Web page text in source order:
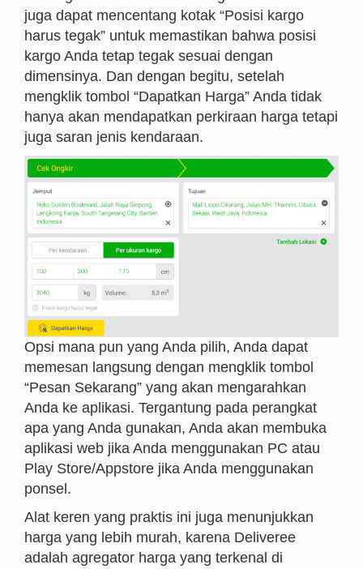
juga dapat mencentang kotak “Posisi kargo
harus tegak” untuk memastikan bahwa posisi
kargo Anda tetap tegak sesuai dengan
dimensinya. Dan dengan begitu, setelah
mengklik tombol “Dapatkan Harga” Anda tidak
hanya akan mendapatkan perkiraan harga tetapi
juga saran jenis kendaraan.
Opsi mana pun yang Anda pilih, Anda dapat
memesan langsung dengan mengklik tombol
“Pesan Sekarang” yang akan mengarahkan
Anda ke aplikasi. Tergantung pada perangkat
apa yang Anda gunakan, Anda akan membuka
aplikasi web jika Anda menggunakan PC atau
Play Store/Appstore jika Anda menggunakan
ponsel.
Alat keren yang praktis ini juga menunjukkan
harga yang lebih murah, karena Deliveree
adalah agregator harga yang terkenal di